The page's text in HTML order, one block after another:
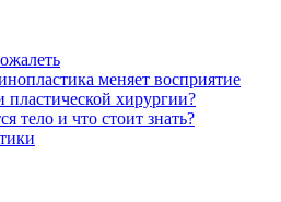
меняет восприятие
пластической хирургии?
тело и что стоит знать?